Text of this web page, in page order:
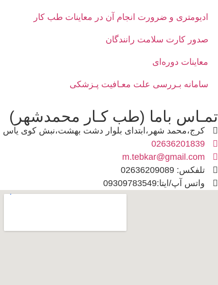
ادیومتری و ضرورت انجام آن در معاینات طب کار
صدور کارت سلامت رانندگان
معاینات دوره‌ای
سامانه بـررسی علت معـافیت پـزشکی
تمـاس باما (طب کـار محمدشهر)
کرج،محمد شهر،ابتدای بلوار دشت بهشت،نبش کوی یاس
02636201839
m.tebkar@gmail.com
تلفکس: 02636209089
واتس آپ/ایتا:09309783549